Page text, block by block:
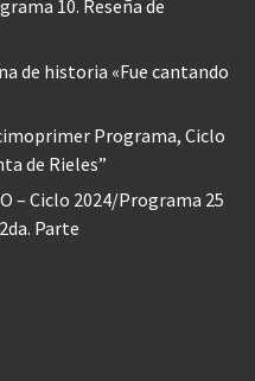
10. Reseña de
de historia «Fue cantando
Programa, Ciclo
de Rieles”
– Ciclo 2024/Programa 25
Parte